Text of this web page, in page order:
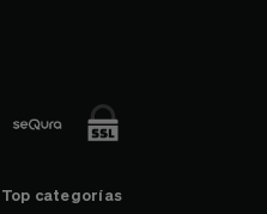
Top categorías